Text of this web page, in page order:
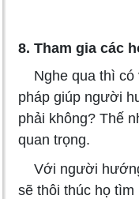
8. Tham gia các
Nghe qua thì có
pháp giúp người
phải không? Thế
quan trọng.
Với người
sẽ thôi thúc họ